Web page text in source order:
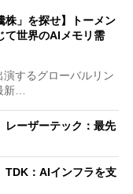
株」を探せ】トーメン
て世界のAIメモリ需
するグローバルリン
新…
レーザーテック：最先
TDK：AIインフラを支